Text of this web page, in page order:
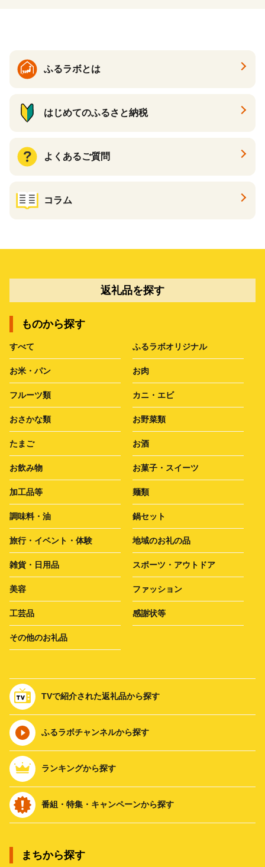
ふるラボとは
はじめてのふるさと納税
よくあるご質問
コラム
返礼品を探す
ものから探す
すべて ふるラボオリジナル
お米・パン お肉
フルーツ類 カニ・エビ
おさかな類 お野菜類
たまご お酒
お飲み物 お菓子・スイーツ
加工品等 麺類
調味料・油 鍋セット
旅行・イベント・体験 地域のお礼の品
雑貨・日用品 スポーツ・アウトドア
美容 ファッション
工芸品 感謝状等
その他のお礼品
TVで紹介された返礼品から探す
ふるラボチャンネルから探す
ランキングから探す
番組・特集・キャンペーンから探す
まちから探す